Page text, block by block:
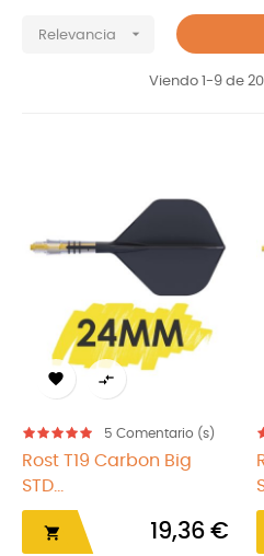
Relevancia 
Viendo 1-9 de
 
5 Comentario (s)
Rost T19 Carbon Big
STD...
 19,36 €